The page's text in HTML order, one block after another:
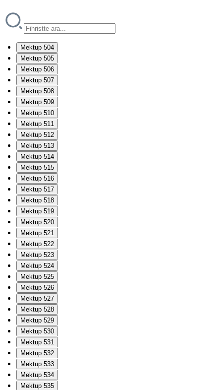
Mektup 504
Mektup 505
Mektup 506
Mektup 507
Mektup 508
Mektup 509
Mektup 510
Mektup 511
Mektup 512
Mektup 513
Mektup 514
Mektup 515
Mektup 516
Mektup 517
Mektup 518
Mektup 519
Mektup 520
Mektup 521
Mektup 522
Mektup 523
Mektup 524
Mektup 525
Mektup 526
Mektup 527
Mektup 528
Mektup 529
Mektup 530
Mektup 531
Mektup 532
Mektup 533
Mektup 534
Mektup 535